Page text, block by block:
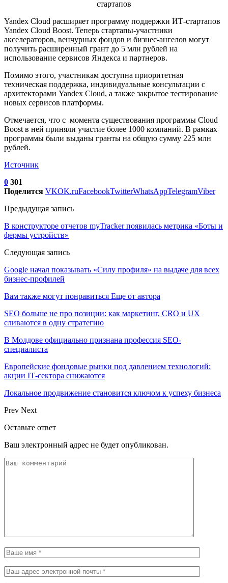
Yandex Cloud расширяет программу поддержки ИТ-стартапов
Yandex Cloud Boost. Теперь стартапы-участники
акселераторов, венчурных фондов и бизнес-ангелов могут
получить расширенный грант до 5 млн рублей на
использование сервисов Яндекса и партнеров.
Помимо этого, участникам доступна приоритетная
техническая поддержка, индивидуальные консультации с
архитекторами Yandex Cloud, а также закрытое тестирование
новых сервисов платформы.
Отмечается, что с момента существования программы Cloud
Boost в ней приняли участие более 1000 компаний. В рамках
программы были выданы гранты на общую сумму 225 млн
рублей.
Источник
0 301
Поделится VKOK.ruFacebookTwitterWhatsAppTelegramViber
Предыдущая запись
В конструкторе отчетов myTracker появилась метрика «Боты и
фермы устройств»
Следующая запись
Google начал показывать «Силу профиля» на выдаче для всех
бизнес-профилей
Вам также могут понравиться Еще от автора
SEO больше не про позиции: как маркетинг, CRO и UX
сливаются в одну стратегию
В Молдове официально признана профессия SEO-
специалиста
Европейские фондовые рынки под давлением технологий:
акции IT‑сектора снижаются
Локальное продвижение становится ключом к успеху бизнеса
Prev Next
Оставьте ответ
Ваш электронный адрес не будет опубликован.